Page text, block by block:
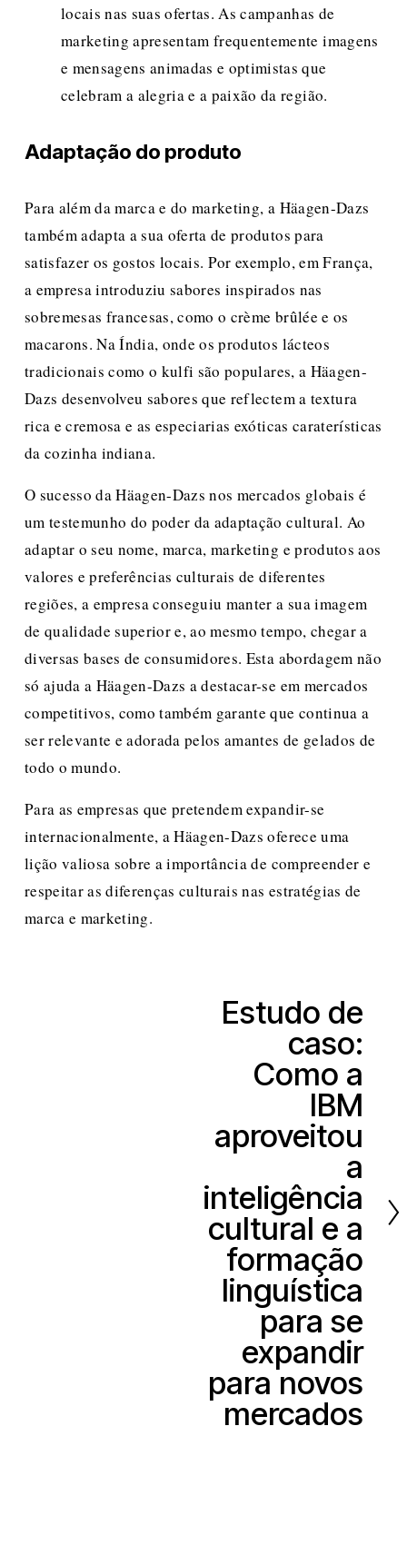
locais nas suas ofertas. As campanhas de
marketing apresentam frequentemente imagens
e mensagens animadas e optimistas que
celebram a alegria e a paixão da região.
Adaptação do produto
Para além da marca e do marketing, a Häagen-Dazs
também adapta a sua oferta de produtos para
satisfazer os gostos locais. Por exemplo, em França,
a empresa introduziu sabores inspirados nas
sobremesas francesas, como o crème brûlée e os
macarons. Na Índia, onde os produtos lácteos
tradicionais como o kulfi são populares, a Häagen-
Dazs desenvolveu sabores que reflectem a textura
rica e cremosa e as especiarias exóticas caraterísticas
da cozinha indiana.
O sucesso da Häagen-Dazs nos mercados globais é
um testemunho do poder da adaptação cultural. Ao
adaptar o seu nome, marca, marketing e produtos aos
valores e preferências culturais de diferentes
regiões, a empresa conseguiu manter a sua imagem
de qualidade superior e, ao mesmo tempo, chegar a
diversas bases de consumidores. Esta abordagem não
só ajuda a Häagen-Dazs a destacar-se em mercados
competitivos, como também garante que continua a
ser relevante e adorada pelos amantes de gelados de
todo o mundo.
Para as empresas que pretendem expandir-se
internacionalmente, a Häagen-Dazs oferece uma
lição valiosa sobre a importância de compreender e
respeitar as diferenças culturais nas estratégias de
marca e marketing.
Estudo de
caso:
Como a
IBM
aproveitou
a
inteligência
cultural e a
formação
linguística
para se
expandir
para novos
mercados